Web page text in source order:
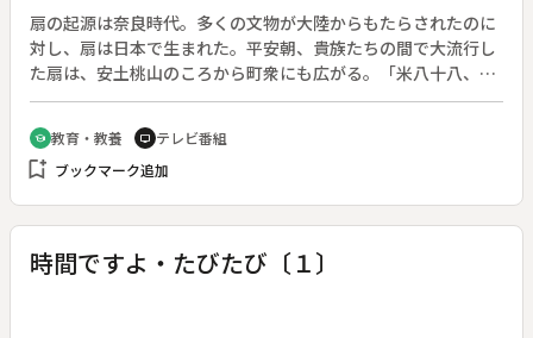
扇の起源は奈良時代。多くの文物が大陸からもたらされたのに
対し、扇は日本で生まれた。平安朝、貴族たちの間で大流行し
た扇は、安土桃山のころから町衆にも広がる。「米八十八、扇
八十七」と、手のかかる扇作りの工程。扇面という、限られた
空間を埋める扇面画の技法が生まれる。その扇面から飛び出
し、並外れた才能を持った絵師・俵屋宗達（～１６４０）が現
れる。常識を超えた破格の作風で、自由かっ達に時代を駆け抜
物語絵巻〔徳川美術館〕、扇面法華経冊子〔四天王寺〕◆【重
要文化財】彩絵桧扇〔熱田神宮〕、洛中風俗図屏風〔東京国立
博物館〕、扇面散図屏風〔醍醐寺〕
school 教育・教養 tv テレビ番組
bookmark_add ブックマーク追加
時間ですよ・たびたび〔１〕